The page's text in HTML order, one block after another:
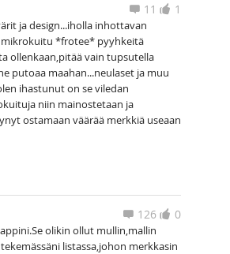
1
11
ja design...iholla inhottavan
mikrokuitu *frotee* pyyhkeitä
ollenkaan,pitää vain tupsutella
putoaa maahan...neulaset ja muu
ihastunut on se viledan
niin mainostetaan ja
ostamaan väärää merkkiä useaan
0
126
olikin ollut mullin,mallin
listassa,johon merkkasin